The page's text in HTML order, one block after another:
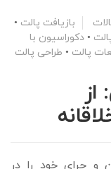
بازیافت پالت •
• دکوراسیون با
پالت • طراحی پالت
از
و چرای خود را در